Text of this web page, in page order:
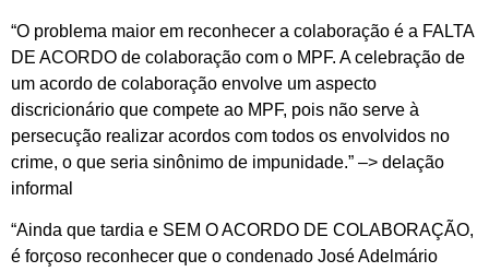
“O problema maior em reconhecer a colaboração é a FALTA
DE ACORDO de colaboração com o MPF. A celebração de
um acordo de colaboração envolve um aspecto
discricionário que compete ao MPF, pois não serve à
persecução realizar acordos com todos os envolvidos no
crime, o que seria sinônimo de impunidade.” –> delação
informal
“Ainda que tardia e SEM O ACORDO DE COLABORAÇÃO,
é forçoso reconhecer que o condenado José Adelmário